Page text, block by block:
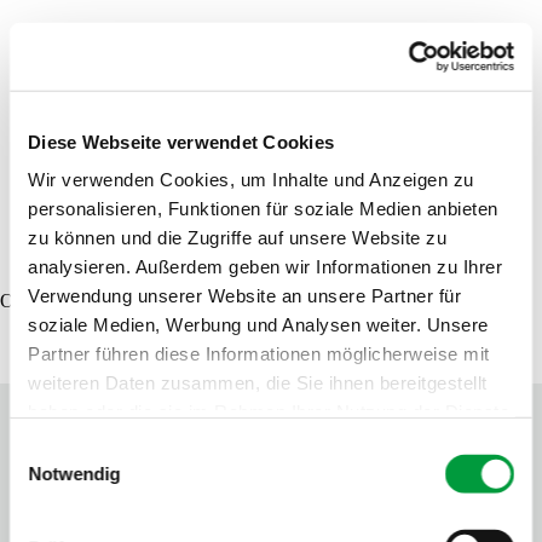
Diese Webseite verwendet Cookies
Wir verwenden Cookies, um Inhalte und Anzeigen zu
personalisieren, Funktionen für soziale Medien anbieten
zu können und die Zugriffe auf unsere Website zu
analysieren. Außerdem geben wir Informationen zu Ihrer
Verwendung unserer Website an unsere Partner für
soziale Medien, Werbung und Analysen weiter. Unsere
Partner führen diese Informationen möglicherweise mit
weiteren Daten zusammen, die Sie ihnen bereitgestellt
Notwendig
Händler finden
Produktsuche
Musterbestellung
DE EN FR
Oops, an error occurred! Code: 202608090346488c4b037c